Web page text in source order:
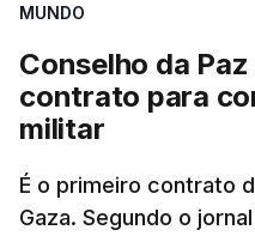
MUNDO
Conselho da
contrato para
militar
É o primeiro contrato
Gaza. Segundo o